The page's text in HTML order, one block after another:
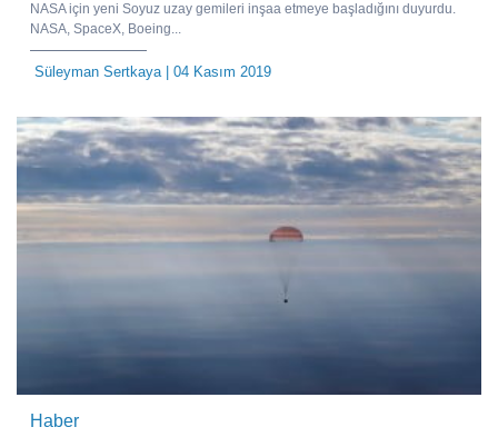
NASA için yeni Soyuz uzay gemileri inşaa etmeye başladığını duyurdu.
NASA, SpaceX, Boeing...
Süleyman Sertkaya | 04 Kasım 2019
Haber